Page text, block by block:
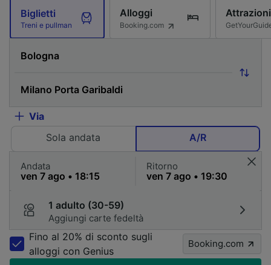
Biglietti
Treni e pullman
Alloggi
Booking.com
Attrazioni
Via
Sola andata
A/R
Andata Ritorno
1 adulto (30-59)
Aggiungi carte fedeltà
Fino al 20% di sconto sugli
alloggi con Genius
Booking.com